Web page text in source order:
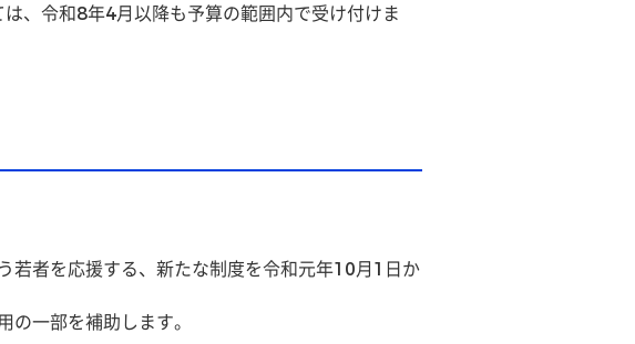
、令和8年4月以降も予算の範囲内で受け付けま
若者を応援する、新たな制度を令和元年10月1日か
一部を補助します。